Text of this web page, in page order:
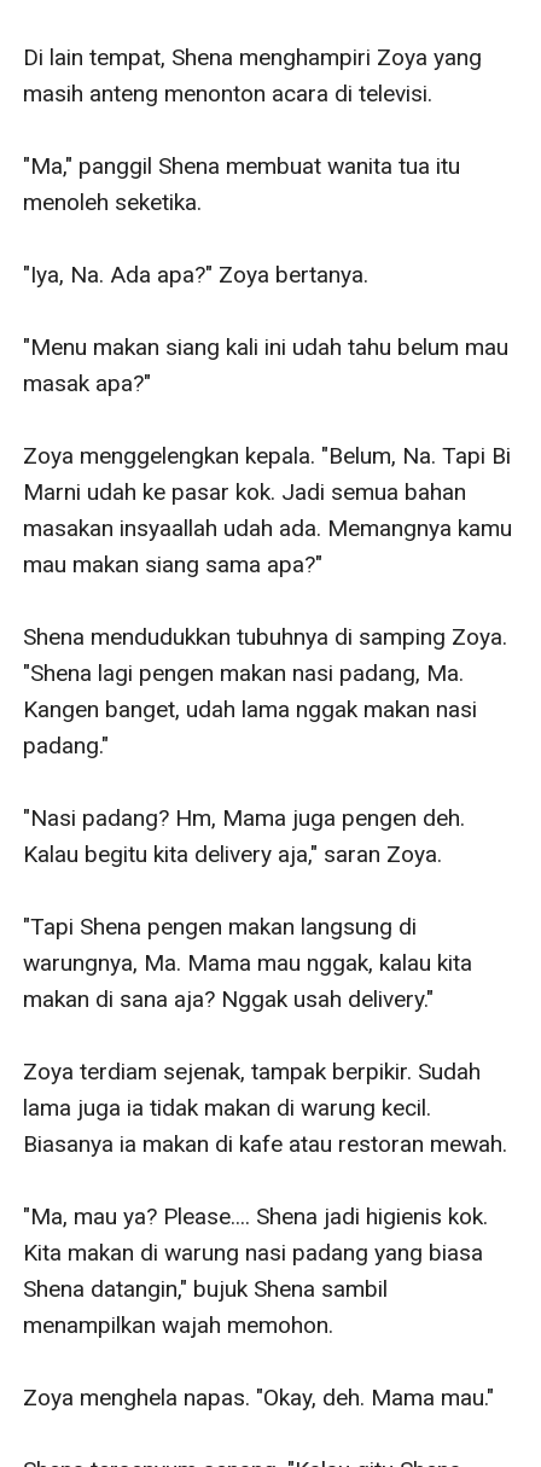
Di lain tempat, Shena menghampiri Zoya yang
masih anteng menonton acara di televisi.
"Ma," panggil Shena membuat wanita tua itu
menoleh seketika.
"Iya, Na. Ada apa?" Zoya bertanya.
"Menu makan siang kali ini udah tahu belum mau
masak apa?"
Zoya menggelengkan kepala. "Belum, Na. Tapi Bi
Marni udah ke pasar kok. Jadi semua bahan
masakan insyaallah udah ada. Memangnya kamu
mau makan siang sama apa?"
Shena mendudukkan tubuhnya di samping Zoya.
"Shena lagi pengen makan nasi padang, Ma.
Kangen banget, udah lama nggak makan nasi
padang."
"Nasi padang? Hm, Mama juga pengen deh.
Kalau begitu kita delivery aja," saran Zoya.
"Tapi Shena pengen makan langsung di
warungnya, Ma. Mama mau nggak, kalau kita
makan di sana aja? Nggak usah delivery."
Zoya terdiam sejenak, tampak berpikir. Sudah
lama juga ia tidak makan di warung kecil.
Biasanya ia makan di kafe atau restoran mewah.
"Ma, mau ya? Please.... Shena jadi higienis kok.
Kita makan di warung nasi padang yang biasa
Shena datangin," bujuk Shena sambil
menampilkan wajah memohon.
Zoya menghela napas. "Okay, deh. Mama mau."